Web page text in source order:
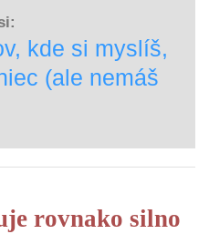
kde si myslíš,
(ale nemáš
rovnako silno